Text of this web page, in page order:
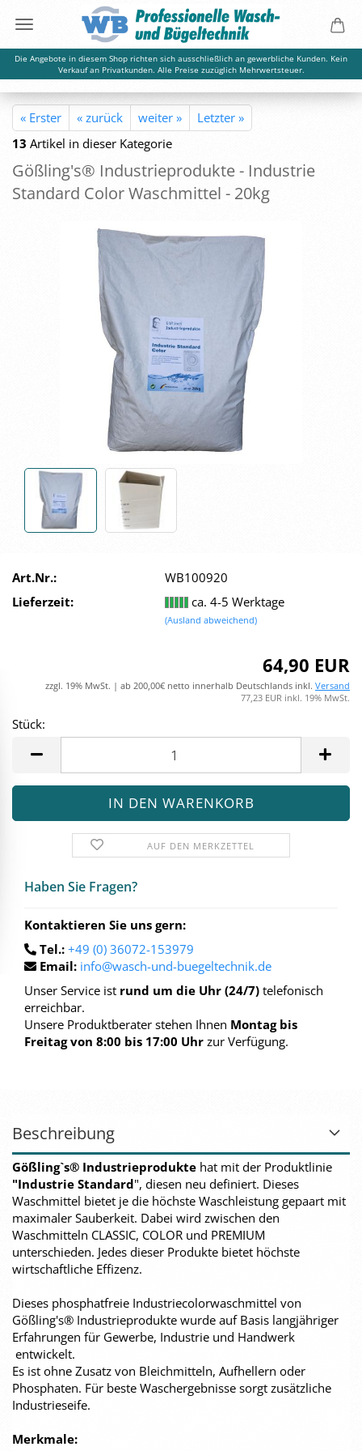
Die Angebote in diesem Shop richten sich ausschließlich an gewerbliche Kunden. Kein
Verkauf an Privatkunden. Alle Preise zuzüglich Mehrwertsteuer.
« Erster « zurück weiter »
Letzter »
13 Artikel in dieser Kategorie
Göß­ling's® In­dus­trie­pro­duk­te - In­dus­trie
Stan­dard Color Wasch­mit­tel - 20kg
Art.Nr.:
WB100920
Lieferzeit:
ca. 4-5 Werktage
(Ausland abweichend)
64,90 EUR
zzgl. 19% MwSt. | ab 200,00€ netto innerhalb Deutschlands inkl. Versand
77,23 EUR inkl. 19% MwSt.
Stück:
AUF DEN MERKZETTEL
Haben Sie Fra­gen?
Kontaktieren Sie uns gern:
Tel.: +49 (0) 36072-153979
Email: info@wasch-und-buegeltechnik.de
Unser Service ist rund um die Uhr (24/7) telefonisch
erreichbar.
Unsere Produktberater stehen Ihnen Montag bis
Freitag von 8:00 bis 17:00 Uhr zur Verfügung.
Beschreibung
Gößling`s® Industrieprodukte hat mit der Produktlinie
"Industrie Standard", diesen neu definiert. Dieses
Waschmittel bietet je die höchste Waschleistung gepaart mit
maximaler Sauberkeit. Dabei wird zwischen den
Waschmitteln CLASSIC, COLOR und PREMIUM
unterschieden. Jedes dieser Produkte bietet höchste
wirtschaftliche Effizenz.
Dieses phosphatfreie Industriecolorwaschmittel von
Gößling's® Industrieprodukte wurde auf Basis langjähriger
Erfahrungen für Gewerbe, Industrie und Handwerk
entwickelt.
Es ist ohne Zusatz von Bleichmitteln, Aufhellern oder
Phosphaten. Für beste Waschergebnisse sorgt zusätzliche
Industrieseife.
Merkmale: